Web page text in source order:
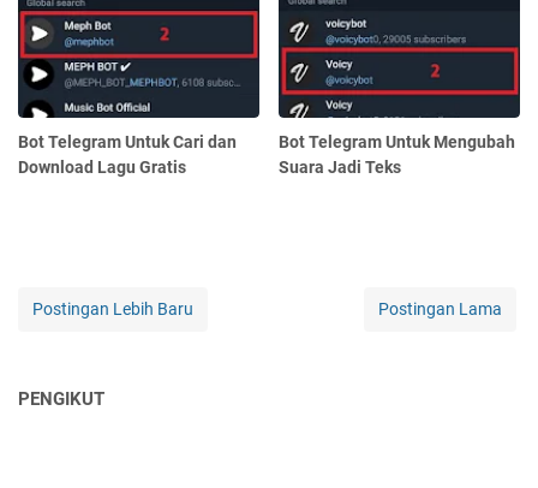
Bot Telegram Untuk Cari dan
Download Lagu Gratis
Bot Telegram Untuk Mengubah
Suara Jadi Teks
Postingan Lebih Baru Postingan Lama
PENGIKUT